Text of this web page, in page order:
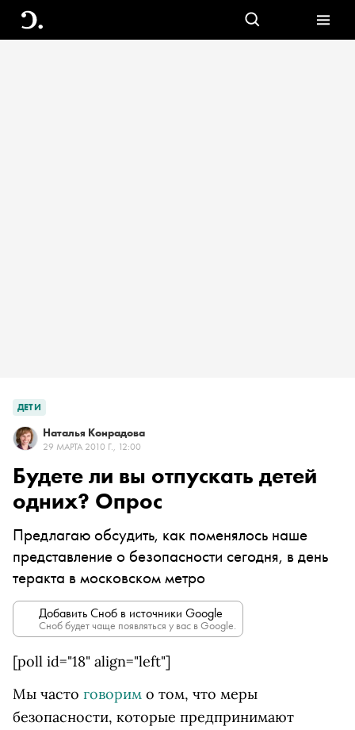
ДЕТИ
Наталья Конрадова
29 МАРТА 2010 Г., 12:00
Будете ли вы отпускать детей
одних? Опрос
Предлагаю обсудить, как поменялось наше
представление о безопасности сегодня, в день
теракта в московском метро
Добавить Сноб в источники Google
Сноб будет чаще появляться у вас в Google.
[poll id="18" align="left"]
Мы часто говорим о том, что меры
безопасности, которые предпринимают